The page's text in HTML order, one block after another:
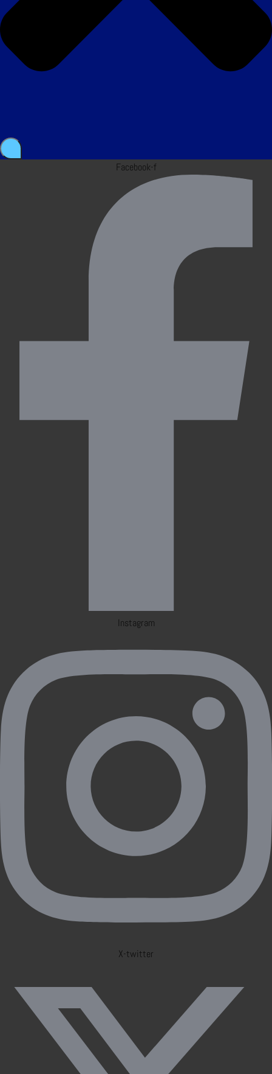
Facebook-f
Instagram
X-twitter